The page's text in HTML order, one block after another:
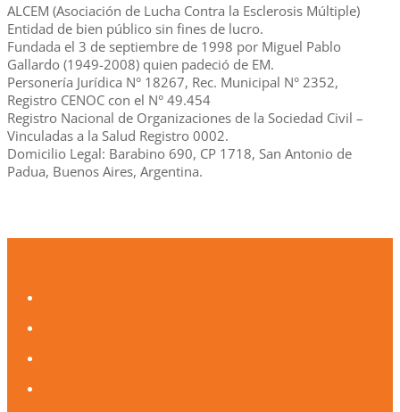
ALCEM (Asociación de Lucha Contra la Esclerosis Múltiple)
Entidad de bien público sin fines de lucro.
Fundada el 3 de septiembre de 1998 por Miguel Pablo
Gallardo (1949-2008) quien padeció de EM.
Personería Jurídica N° 18267, Rec. Municipal N° 2352,
Registro CENOC con el N° 49.454
Registro Nacional de Organizaciones de la Sociedad Civil –
Vinculadas a la Salud Registro 0002.
Domicilio Legal: Barabino 690, CP 1718, San Antonio de
Padua, Buenos Aires, Argentina.